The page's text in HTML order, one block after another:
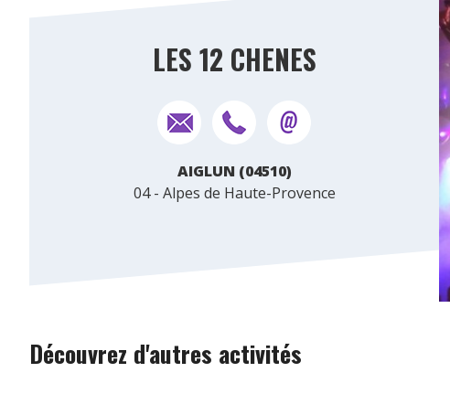
LES 12 CHENES
AIGLUN (04510)
04 - Alpes de Haute-Provence
Découvrez d'autres activités